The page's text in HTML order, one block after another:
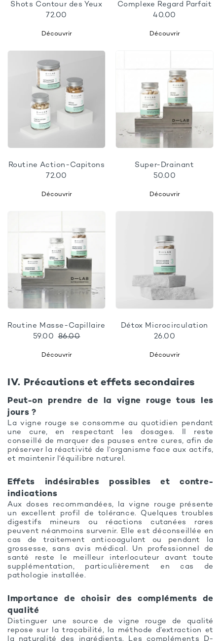
Shots Contour des Yeux
72.00
Découvrir
Complexe Regard Parfait
40.00
Découvrir
Routine Action-Capitons
72.00
Découvrir
Super-Drainant
50.00
Découvrir
Routine Masse-Capillaire
86.00
59.00
Découvrir
Détox Microcirculation
26.00
Découvrir
IV. Précautions et effets secondaires
Peut-on prendre de la vigne rouge tous les
jours ?
La vigne rouge se consomme au quotidien pendant
une cure, en respectant les dosages. Il reste
conseillé de marquer des pauses entre cures, afin de
préserver la réactivité de l’organisme face aux actifs,
et maintenir l’équilibre naturel.
Effets indésirables possibles et contre-
indications
Aux doses recommandées, la vigne rouge présente
un excellent profil de tolérance. Quelques troubles
digestifs mineurs ou réactions cutanées rares
peuvent néanmoins survenir. Elle est déconseillée en
cas de traitement anticoagulant ou pendant la
grossesse, sans avis médical. Un professionnel de
santé reste le meilleur interlocuteur avant toute
supplémentation, particulièrement en cas de
pathologie installée.
Importance de choisir des compléments de
qualité
Distinguer une source de vigne rouge de qualité
repose sur la traçabilité, la méthode d’extraction et
la naturalité des ingrédients. Les compléments D-